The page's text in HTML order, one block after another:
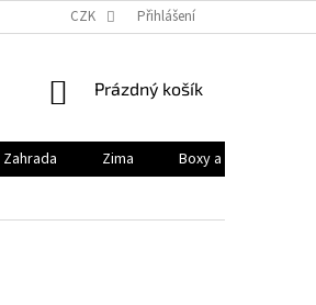
OCHRANY OSOBNÍCH ÚDAJŮ
CZK Přihlášení
NÁKUPNÍ
Prázdný košík
Zahrada Zima Boxy a brašny